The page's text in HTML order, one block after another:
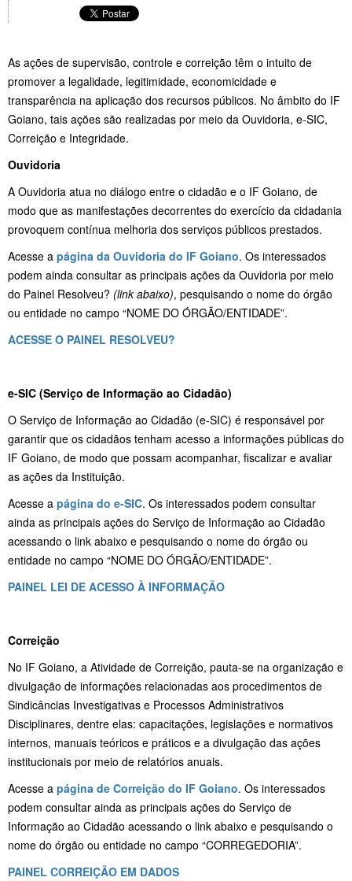
As ações de supervisão, controle e correição têm o intuito de
promover a legalidade, legitimidade, economicidade e
transparência na aplicação dos recursos públicos. No âmbito do IF
Goiano, tais ações são realizadas por meio da Ouvidoria, e-SIC,
Correição e Integridade.
Ouvidoria
A Ouvidoria atua no diálogo entre o cidadão e o IF Goiano, de
modo que as manifestações decorrentes do exercício da cidadania
provoquem contínua melhoria dos serviços públicos prestados.
Acesse a página da Ouvidoria do IF Goiano. Os interessados
podem ainda consultar as principais ações da Ouvidoria por meio
do Painel Resolveu? (link abaixo), pesquisando o nome do órgão
ou entidade no campo “NOME DO ÓRGÃO/ENTIDADE”.
ACESSE O PAINEL RESOLVEU?
e-SIC (Serviço de Informação ao Cidadão)
O Serviço de Informação ao Cidadão (e-SIC) é responsável por
garantir que os cidadãos tenham acesso a informações públicas do
IF Goiano, de modo que possam acompanhar, fiscalizar e avaliar
as ações da Instituição.
Acesse a página do e-SIC. Os interessados podem consultar
ainda as principais ações do Serviço de Informação ao Cidadão
acessando o link abaixo e pesquisando o nome do órgão ou
entidade no campo “NOME DO ÓRGÃO/ENTIDADE”.
PAINEL LEI DE ACESSO À INFORMAÇÃO
Correição
No IF Goiano, a Atividade de Correição, pauta-se na organização e
divulgação de informações relacionadas aos procedimentos de
Sindicâncias Investigativas e Processos Administrativos
Disciplinares, dentre elas: capacitações, legislações e normativos
internos, manuais teóricos e práticos e a divulgação das ações
institucionais por meio de relatórios anuais.
Acesse a página de Correição do IF Goiano. Os interessados
podem consultar ainda as principais ações do Serviço de
Informação ao Cidadão acessando o link abaixo e pesquisando o
nome do órgão ou entidade no campo “CORREGEDORIA”.
PAINEL CORREIÇÃO EM DADOS